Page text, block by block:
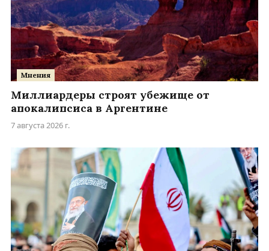
Мнения
Миллиардеры строят убежище от
апокалипсиса в Аргентине
7 августа 2026 г.